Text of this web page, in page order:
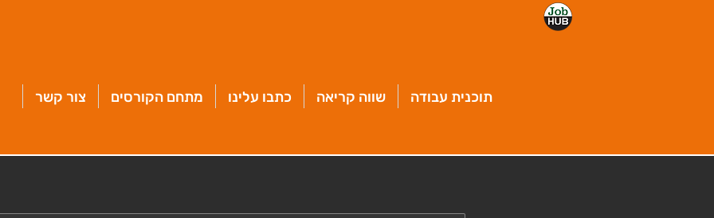
תוכנית עבודה שווה קריאה כתבו עלינו מתחם הקורסים צור קשר